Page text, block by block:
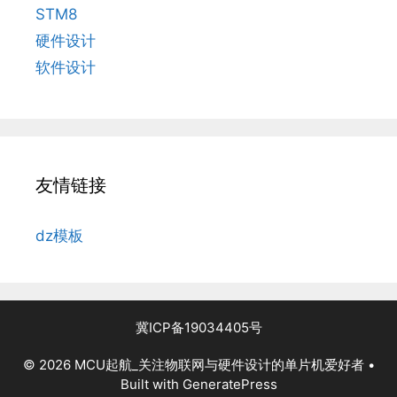
STM8
硬件设计
软件设计
友情链接
dz模板
冀ICP备19034405号
© 2026 MCU起航_关注物联网与硬件设计的单片机爱好者•
Built with GeneratePress